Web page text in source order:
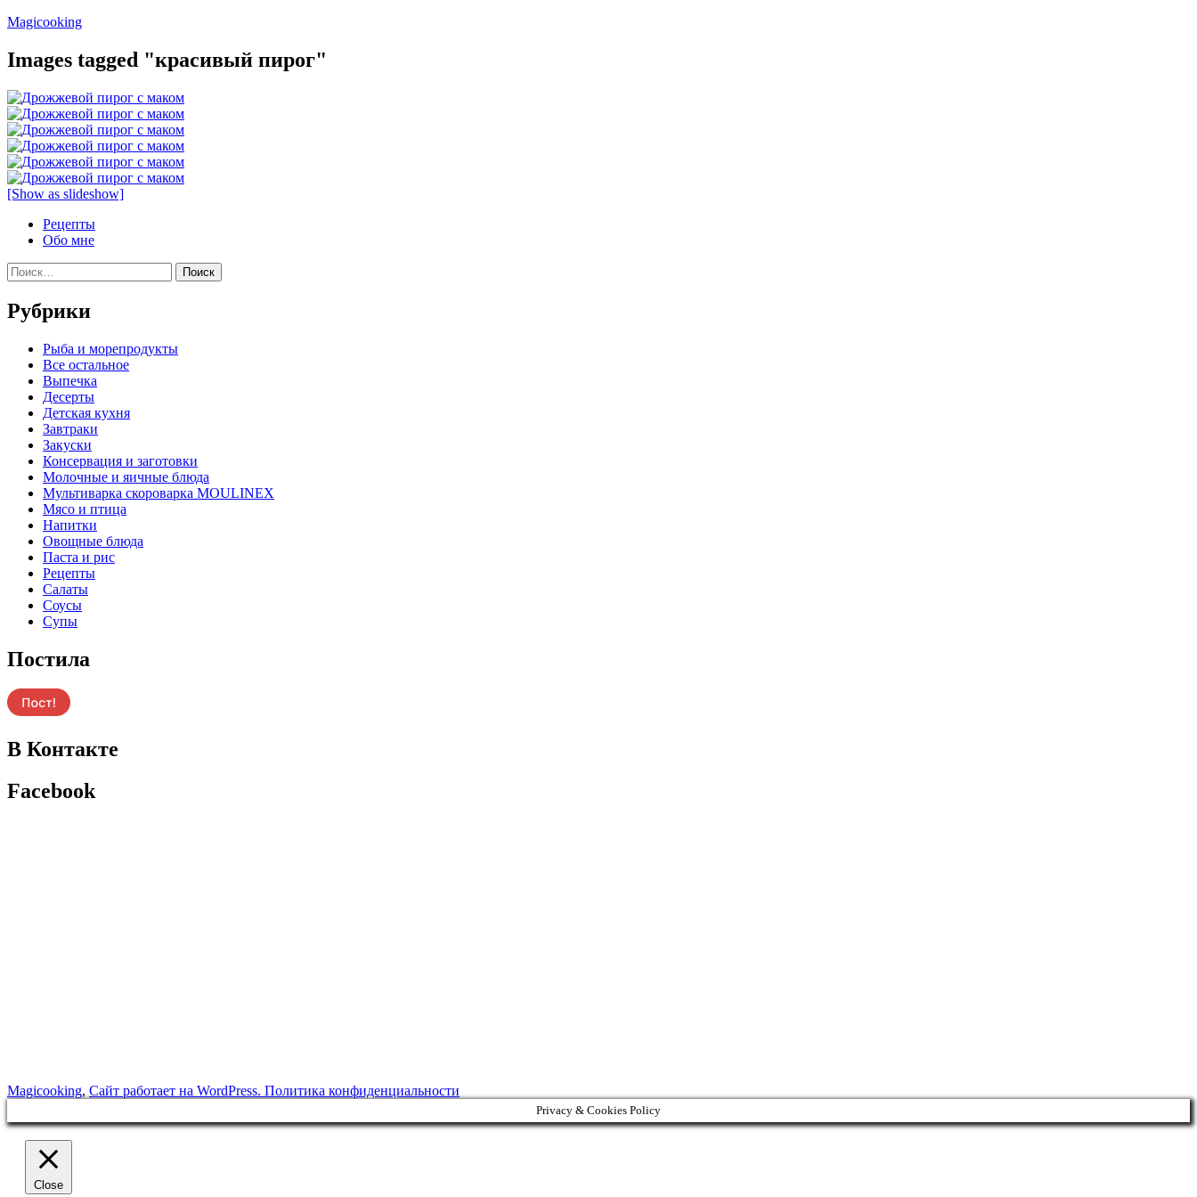
Перейти
содержимому
Magicooking
Images tagged "красивый пирог"
[Show as slideshow]
Рецепты
Обо мне
Найти:
Рубрики
Pыба и морепродукты
Все остальное
Выпечка
Десерты
Детская кухня
Завтраки
Закуски
Консервация и заготовки
Молочные и яичные блюда
Мультиварка скороварка MOULINEX
Мясо и птица
Напитки
Овощные блюда
Паста и рис
Рецепты
Салаты
Соусы
Супы
Постила
В Контакте
Facebook
Magicooking, Сайт работает на WordPress. Политика конфиденциальности
Privacy & Cookies Policy
Close